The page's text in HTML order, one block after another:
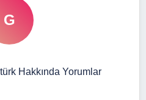
G
Hakkında Yorumlar